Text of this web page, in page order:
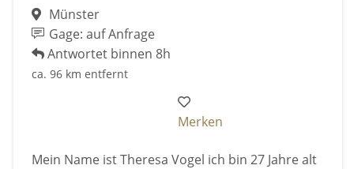
Münster
Gage: auf Anfrage
Antwortet binnen 8h
ca. 96 km entfernt
Merken
Mein Name ist Theresa Vogel ich bin 27 Jahre alt